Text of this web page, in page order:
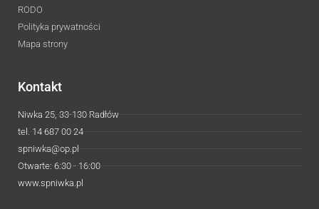
RODO
Polityka prywatności
Mapa strony
Kontakt
Niwka 25, 33-130 Radłów
tel. 14 687 00 24
spniwka@op.pl
Otwarte: 6:30 - 16:00
www.spniwka.pl